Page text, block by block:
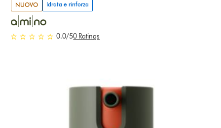
NUOVO Idrata e rinforza
0.0 stelle su 5 da 0 Ratings
0.0/50 Ratings